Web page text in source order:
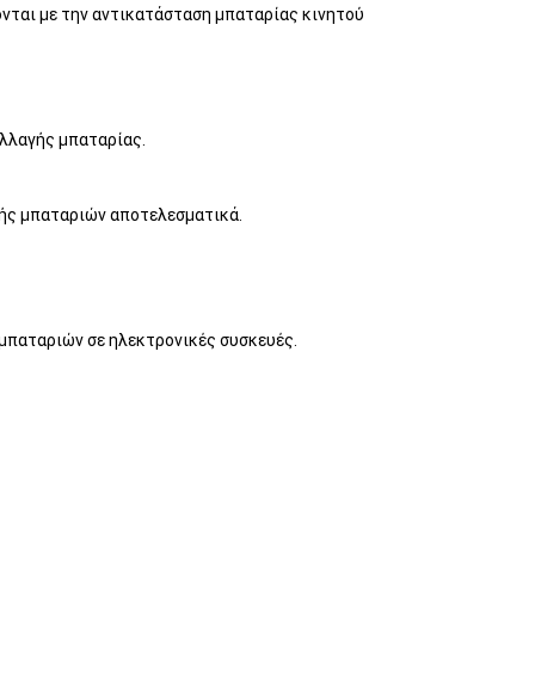
με την αντικατάσταση μπαταρίας κινητού
μπαταρίας.
μπαταριών αποτελεσματικά.
σε ηλεκτρονικές συσκευές.